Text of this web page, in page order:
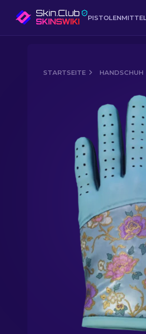
PISTOLEN
STARTSEITE HANDSCHUH